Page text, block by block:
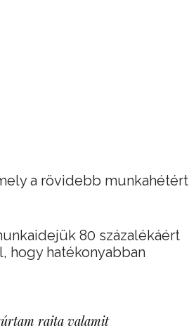
a rövidebb munkahétért
80 százalékáért
hogy hatékonyabban
rajta valamit